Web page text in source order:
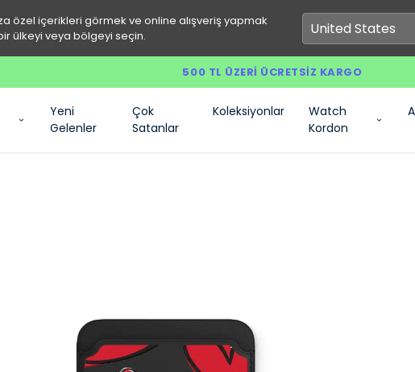
özel içerikleri görmek ve online alışveriş yapmak
ülkeyi veya bölgeyi seçin.
500 TL ÜZERI ÜCRETSIZ KARGO
Yeni
Gelenler
Çok
Satanlar
Koleksiyonlar
Watch
Kordon